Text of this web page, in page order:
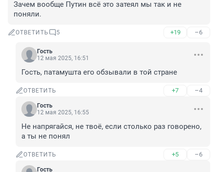
Зачем вообще Путин всё это затеял мы так и не
поняли.
ОТВЕТИТЬ 5 +19 –6
Гость
12 мая 2025, 16:51
Гость, патамушта его обзывали в той стране
ОТВЕТИТЬ +7 –4
Гость
12 мая 2025, 16:55
Не напрягайся, не твоё, если столько раз говорено,
а ты не понял
ОТВЕТИТЬ +5 –6
Гость